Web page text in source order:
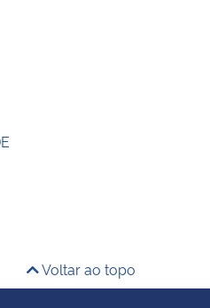
Voltar ao topo